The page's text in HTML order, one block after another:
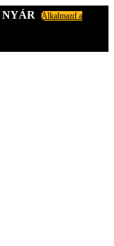
NYÁR
Alkalmazd a